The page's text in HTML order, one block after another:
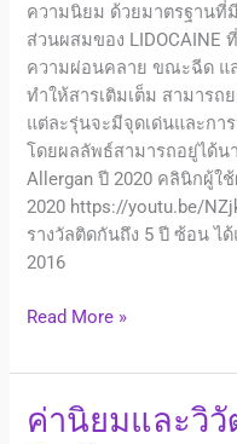
ความนิยม ด้วยมาตรฐาน
ส่วนผสมของ LIDOCAINE
ความผ่อนคลาย ขณะฉีด แ
ทำให้สารเติมเต็ม สามาร
แต่ละรุ่นจะมีจุดเด่นและกา
โดยผลลัพธ์สามารถอยู่ได้น
Allergan ปี 2020 คลินิกผู้
2020 https://youtu.be/
รางวัลติดกันถึง 5 ปี ซ้อน ไ
2016
Read More »
ค่านิยมและวิ
ค่า